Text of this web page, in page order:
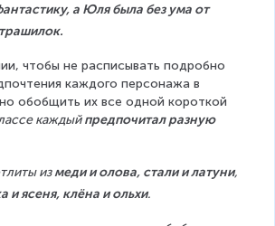
а Юля была без ума от
чтобы не расписывать подробно
каждого персонажа в
обобщить их все одной короткой
каждый предпочитал разную
из меди и олова, стали и латуни,
и ясеня, клёна и ольхи.